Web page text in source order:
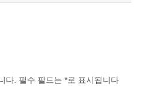
다. 필수 필드는 *로 표시됩니다